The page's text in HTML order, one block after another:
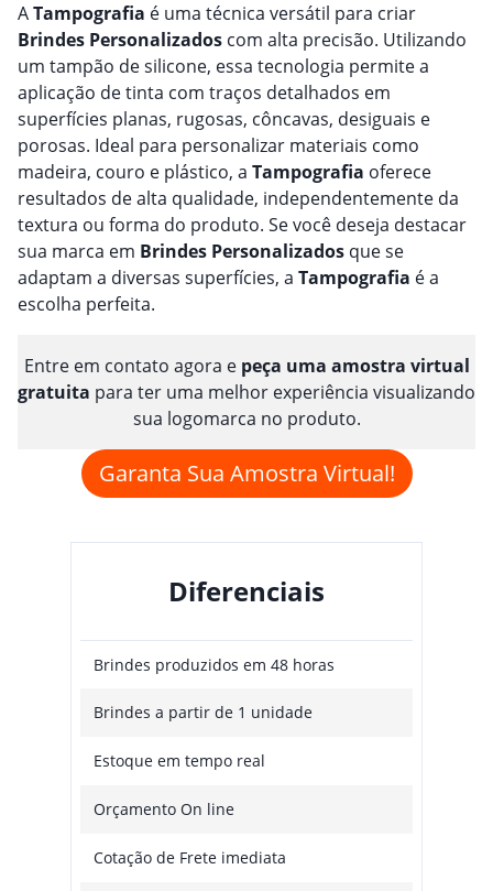
ATampografia é uma técnica versátil para criar
Brindes Personalizados com alta precisão. Utilizando
um tampão de silicone, essa tecnologia permite a
aplicação de tinta com traços detalhados em
superfícies planas, rugosas, côncavas, desiguais e
porosas. Ideal para personalizar materiais como
madeira, couro e plástico, a Tampografia oferece
resultados de alta qualidade, independentemente da
textura ou forma do produto. Se você deseja destacar
sua marca em Brindes Personalizados que se
adaptam a diversas superfícies, a Tampografia é a
escolha perfeita.
Entre em contato agora e peça uma amostra virtual
gratuita para ter uma melhor experiência visualizando
sua logomarca no produto.
Garanta Sua Amostra Virtual!
Diferenciais
Brindes produzidos em 48 horas
Brindes a partir de 1 unidade
Estoque em tempo real
Orçamento On line
Cotação de Frete imediata